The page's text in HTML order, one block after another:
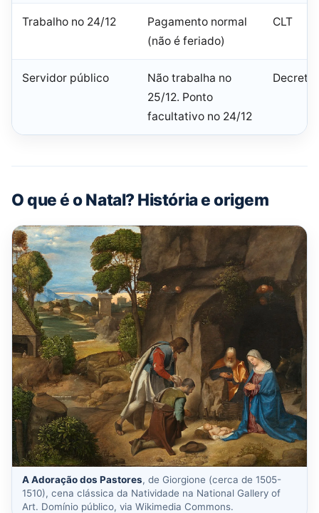
Trabalho no 24/12
Pagamento normal
(não é feriado)
CLT
Servidor público
Não trabalha no
25/12. Ponto
facultativo no 24/12
Decreto
O que é o Natal? História e origem
A Adoração dos Pastores, de Giorgione (cerca de 1505-
1510), cena clássica da Natividade na National Gallery of
Art. Domínio público, via Wikimedia Commons.